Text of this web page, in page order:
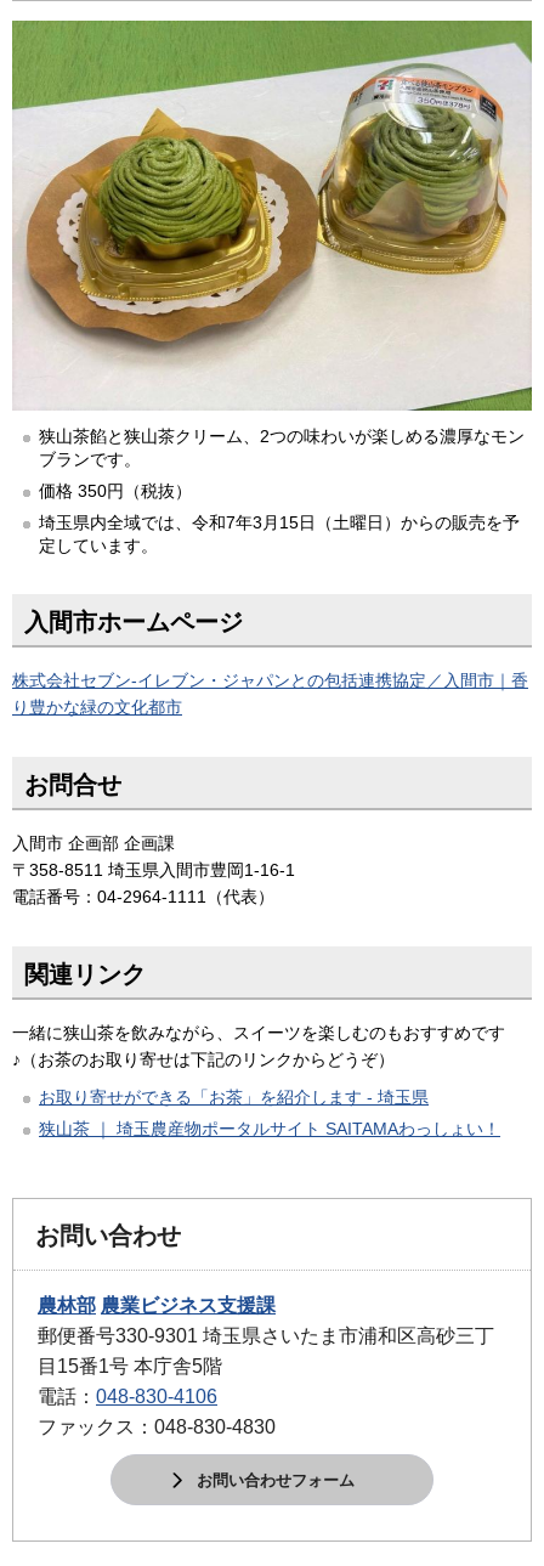
狭山茶餡と狭山茶クリーム、2つの味わいが楽しめる濃厚なモン
ブランです。
価格 350円（税抜）
埼玉県内全域では、令和7年3月15日（土曜日）からの販売を予
定しています。
入間市ホームページ
株式会社セブン-イレブン・ジャパンとの包括連携協定／入間市｜香
り豊かな緑の文化都市
お問合せ
入間市 企画部 企画課
〒358-8511 埼玉県入間市豊岡1-16-1
電話番号：04-2964-1111（代表）
関連リンク
一緒に狭山茶を飲みながら、スイーツを楽しむのもおすすめです
♪（お茶のお取り寄せは下記のリンクからどうぞ）
お取り寄せができる「お茶」を紹介します - 埼玉県
狭山茶 ｜ 埼玉農産物ポータルサイト SAITAMAわっしょい！
お問い合わせ
農林部 農業ビジネス支援課
郵便番号330-9301 埼玉県さいたま市浦和区高砂三丁
目15番1号 本庁舎5階
電話： 048-830-4106
ファックス：048-830-4830
お問い合わせフォーム